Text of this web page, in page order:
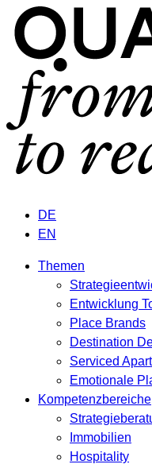
DE
EN
Themen
Entwicklung
Place Brands
Destination
Serviced
Emotionale
Kompetenzbereiche
Immobilien
Hospitality